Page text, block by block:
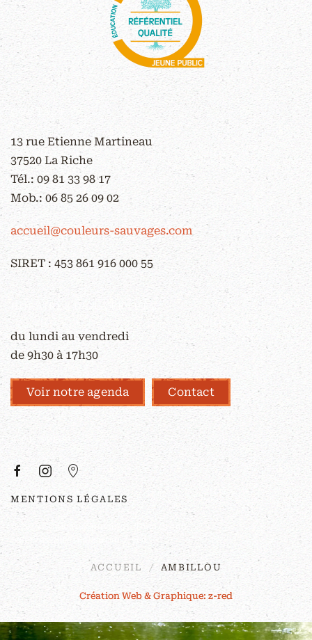
CONTACT
13 rue Etienne Martineau
37520 La Riche
Tél.: 09 81 33 98 17
Mob.:06 85 26 09 02
accueil@couleurs-sauvages.com
SIRET : 453 861 916 000 55
HORAIRES D'OUVERTURE
du lundi au vendredi
de 9h30 à 17h30
Voir notre agenda Contact
À PROPOS
MENTIONS LÉGALES
©
Couleurs Sauvages. Tous droits
réservés. Site réalisé par
z-red
ACCUEIL AMBILLOU
Création Web & Graphique: z-red